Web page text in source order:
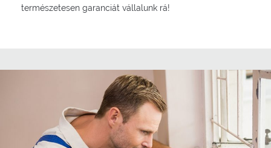
természetesen garanciát vállalunk rá!